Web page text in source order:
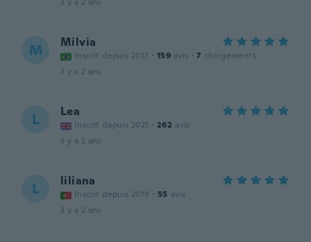
M Milvia
Inscrit depuis 2017 · 159 avis · 7 chargements
il y a 2 ans
L Lea
Inscrit depuis 2021 · 262 avis
il y a 2 ans
L liliana
Inscrit depuis 2019 · 55 avis
il y a 2 ans